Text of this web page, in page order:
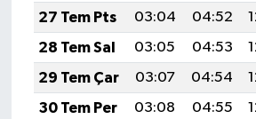
27 Tem Pts
03:04 04:52
28 Tem Sal
03:05 04:53
29 Tem Çar
03:07 04:54
30 Tem Per
03:08 04:55